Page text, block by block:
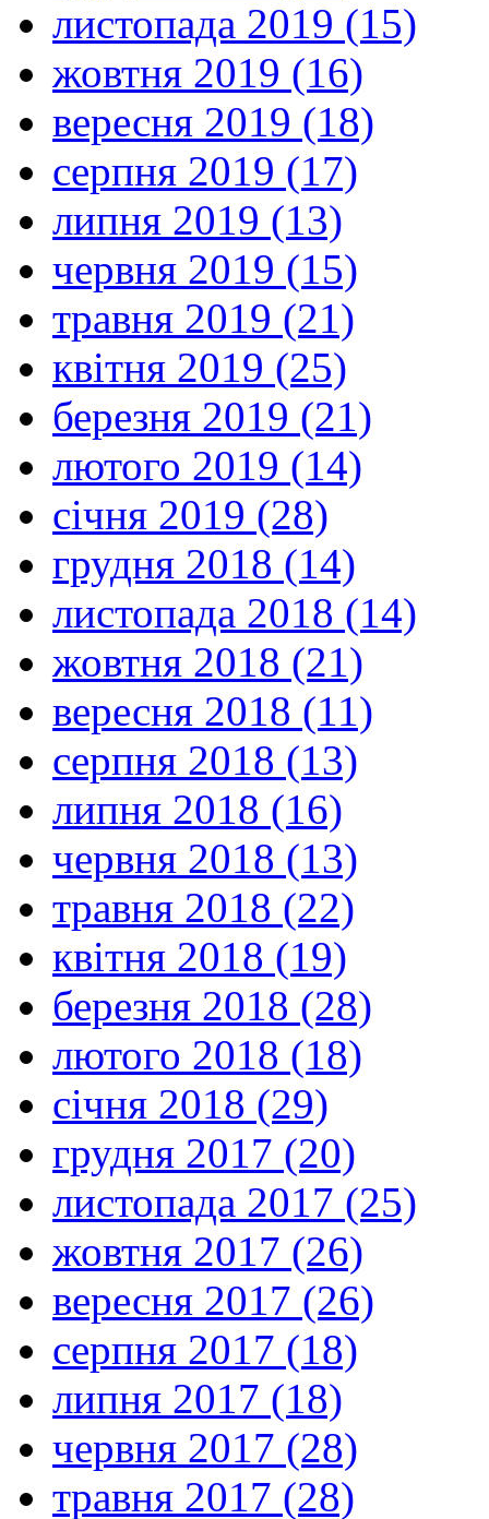
листопада 2019 (15)
жовтня 2019 (16)
вересня 2019 (18)
серпня 2019 (17)
липня 2019 (13)
червня 2019 (15)
травня 2019 (21)
квітня 2019 (25)
березня 2019 (21)
лютого 2019 (14)
січня 2019 (28)
грудня 2018 (14)
листопада 2018 (14)
жовтня 2018 (21)
вересня 2018 (11)
серпня 2018 (13)
липня 2018 (16)
червня 2018 (13)
травня 2018 (22)
квітня 2018 (19)
березня 2018 (28)
лютого 2018 (18)
січня 2018 (29)
грудня 2017 (20)
листопада 2017 (25)
жовтня 2017 (26)
вересня 2017 (26)
серпня 2017 (18)
липня 2017 (18)
червня 2017 (28)
травня 2017 (28)